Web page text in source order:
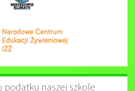
podatku naszej szkole